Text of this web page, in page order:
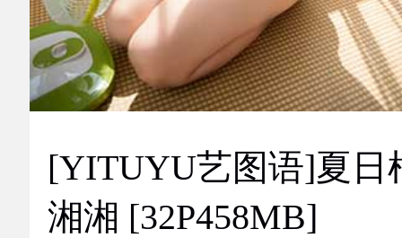
[YITUYU艺图语]夏日
湘湘 [32P458MB]